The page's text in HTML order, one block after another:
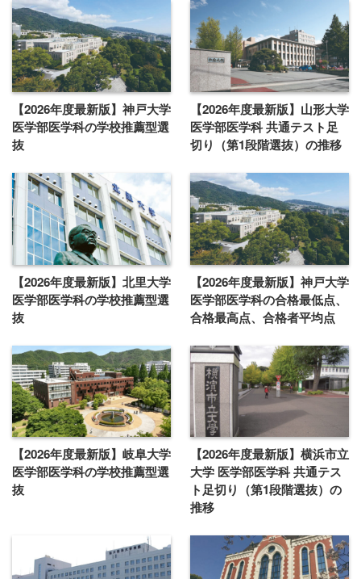
【2026年度最新版】神戸大学
医学部医学科の学校推薦型選
抜
【2026年度最新版】山形大学
医学部医学科 共通テスト足
切り（第1段階選抜）の推移
【2026年度最新版】北里大学
医学部医学科の学校推薦型選
抜
【2026年度最新版】神戸大学
医学部医学科の合格最低点、
合格最高点、合格者平均点
【2026年度最新版】岐阜大学
医学部医学科の学校推薦型選
抜
【2026年度最新版】横浜市立
大学 医学部医学科 共通テス
ト足切り（第1段階選抜）の
推移